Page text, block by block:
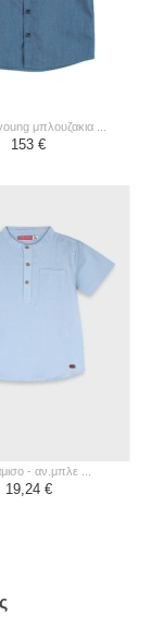
μπλουζακια ...
153 €
- αν.μπλε ...
19,24 €